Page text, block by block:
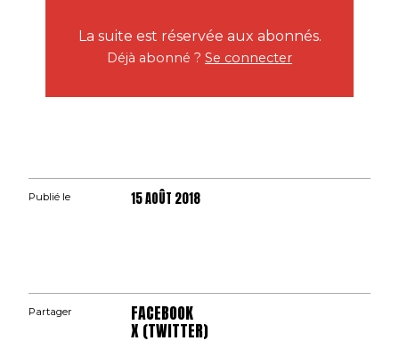
La suite est réservée aux abonnés.
Déjà abonné ? Se connecter
Publié le 15 AOÛT 2018
Partager FACEBOOK
X (TWITTER)